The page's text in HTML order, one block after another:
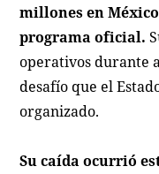
millones en
programa oficial.
operativos durante
desafío que el
organizado.
Su caída ocurrió